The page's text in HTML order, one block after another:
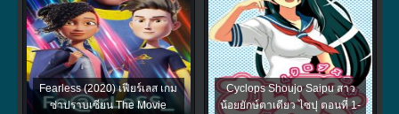
Fearless (2020) เฟียร์เลส เกม
ซ่าปราบเซียน The Movie
Cyclops Shoujo Saipu สาว
น้อยยักษ์ตาเดียว ไซปุ ตอนที่ 1-